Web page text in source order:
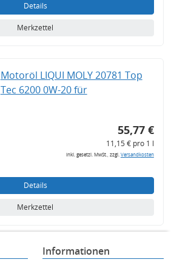
Details
Merkzettel
Motoröl LIQUI MOLY 20781 Top
Tec 6200 0W-20 für
55,77 €
11,15 € pro 1 l
inkl. gesetzl. MwSt., zzgl.Versandkosten
Details
Merkzettel
Informationen